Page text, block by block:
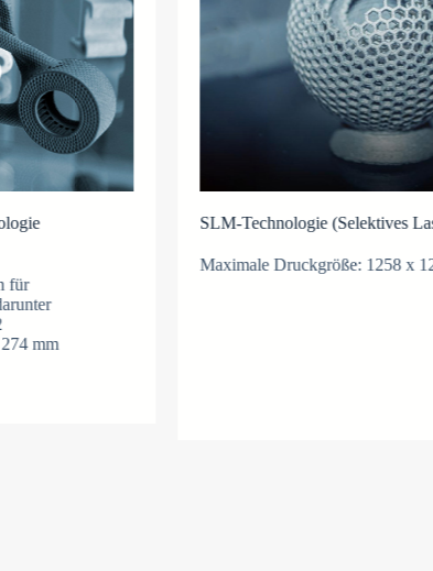
für
mm
SLM-Technologie (Selektives
Maximale Druckgröße: 1258 x